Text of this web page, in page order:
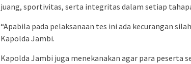
juang, sportivitas, serta integritas dalam setiap
“Apabila pada pelaksanaan tes ini ada kecurangan
Kapolda Jambi.
Kapolda Jambi juga menekanakan agar para peserta